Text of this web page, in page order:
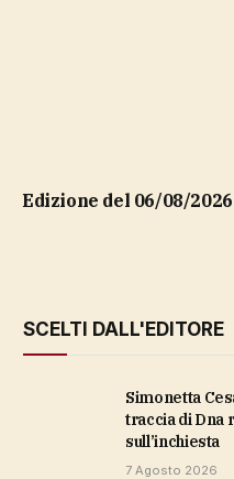
Edizione del 06/08/
SCELTI DALL'EDITORE
Simonetta Cesaroni, trentasei anni dopo una
traccia di Dna
sull’inchiesta
7 Agosto 2026